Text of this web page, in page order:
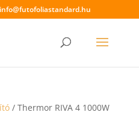
info@futofoliastandard.hu
/ Thermor RIVA 4 1000W